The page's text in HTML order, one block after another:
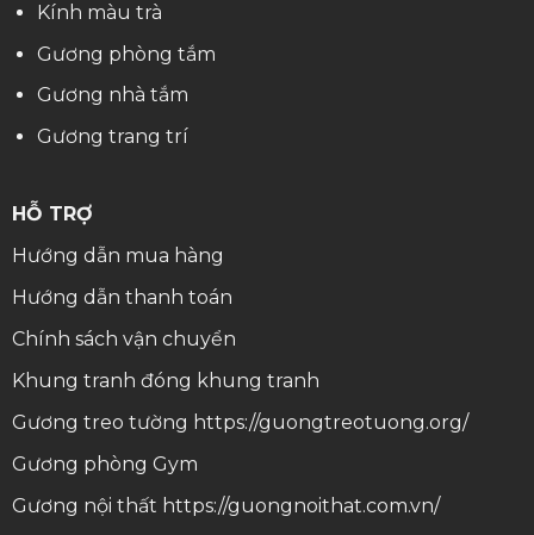
Kính màu trà
Gương phòng tắm
Gương nhà tắm
Gương trang trí
HỖ TRỢ
Hướng dẫn mua hàng
Hướng dẫn thanh toán
Chính sách vận chuyển
Khung tranh đóng khung tranh
Gương treo tường https://guongtreotuong.org/
Gương phòng Gym
Gương nội thất https://guongnoithat.com.vn/